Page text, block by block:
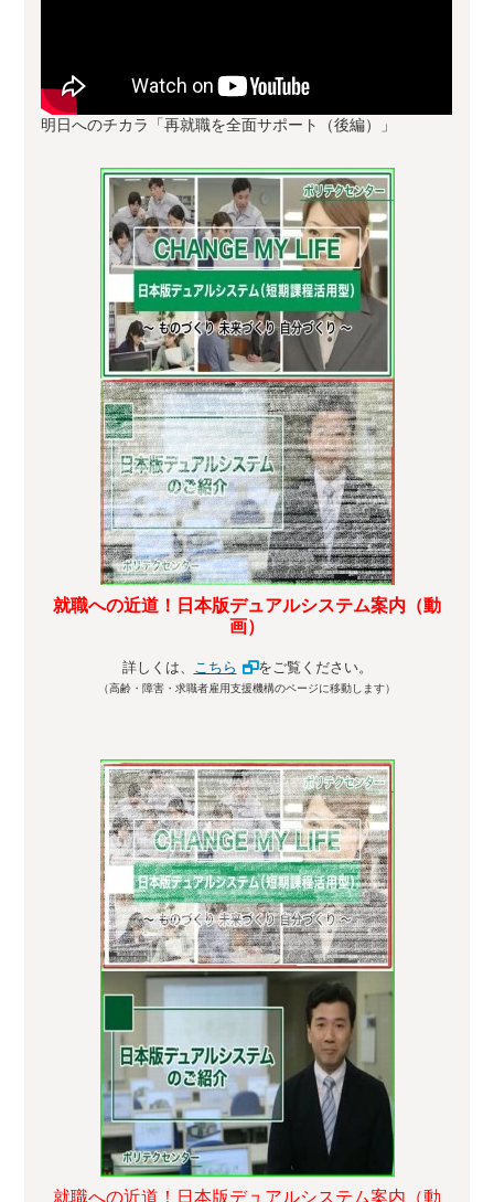
明日へのチカラ「再就職を全面サポート（後編）」
就職への近道！日本版デュアルシステム案内（動
画）
詳しくは、 こちら をご覧ください。
（高齢・障害・求職者雇用支援機構のページに移動します）
就職への近道！日本版デュアルシステム案内（動